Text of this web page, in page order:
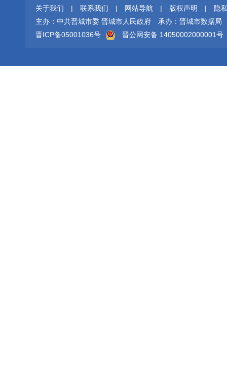
关于我们 | 联系我们 | 网站导航 | 版权声明 |
隐
主办：中共晋城市委 晋城市人民政府
承办：晋城市数据局
晋ICP备05001036号
晋公网安备 14050002000001号